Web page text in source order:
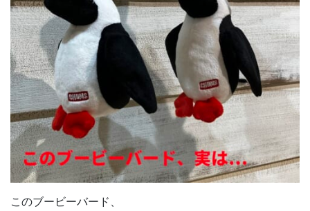
このブービーバード、